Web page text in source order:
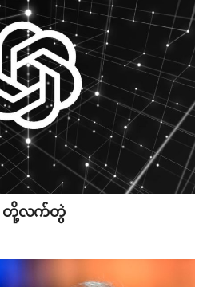
ကား မဟုတ်ပါ
တစ်ရာနဲ့ ဝယ်ယူစရာမလိုဘဲ
ဖြစ်ပြီး အလကားဆိုတာ
စ်ပါတယ်။ ဒါကြောင့် Free လို့
လုံးသုံးနှုန်းခြင်းဟာ မူလ
ားအသုံးအနှုုန်းဖြစ်စေတာကို
နေနဲ့ သတိချပ်ဖို့လိုပါတယ်။
တို့လက်တွဲ